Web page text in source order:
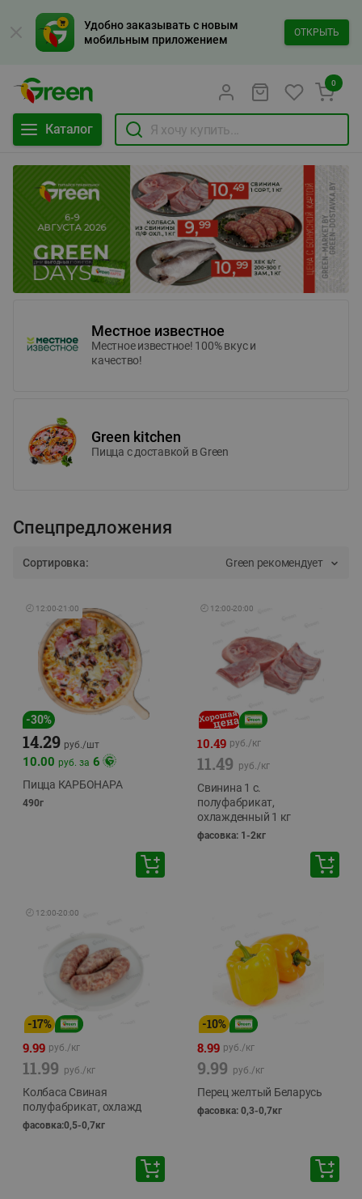
Удобно заказывать с новым
мобильным приложением
ОТКРЫТЬ
Каталог
0
Местное известное
Местное известное! 100% вкус и
качество!
Green kitchen
Пицца c доставкой в Green
Спецпредложения
Сортировка: Green рекомендует
🕘 12:00-21:00
-30%
14.29 руб./шт
10.00 руб. за 6
Пицца КАРБОНАРА
490г
🕘 12:00-20:00
10.49 руб./кг
11.49 руб./кг
Свинина 1 с.
полуфабрикат,
охлажденный 1 кг
фасовка: 1-2кг
🕘 12:00-20:00
-17%
9.99 руб./кг
11.99 руб./кг
Колбаса Свиная
полуфабрикат, охлажд
фасовка:0,5-0,7кг
-10%
8.99 руб./кг
9.99 руб./кг
Перец желтый Беларусь
фасовка: 0,3-0,7кг